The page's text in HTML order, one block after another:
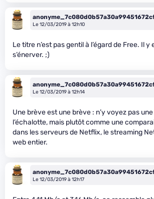
Le 12/03/2019 à 12h10
Le titre n’est pas gentil à l’égard de Free. Il y
s’énerver. ;)
Le 12/03/2019 à 12h14
Une brève est une brève : n’y voyez pas
l’échalotte, mais plutôt comme une
dans les serveurs de Netflix, le streaming
web entier.
Le 12/03/2019 à 12h17